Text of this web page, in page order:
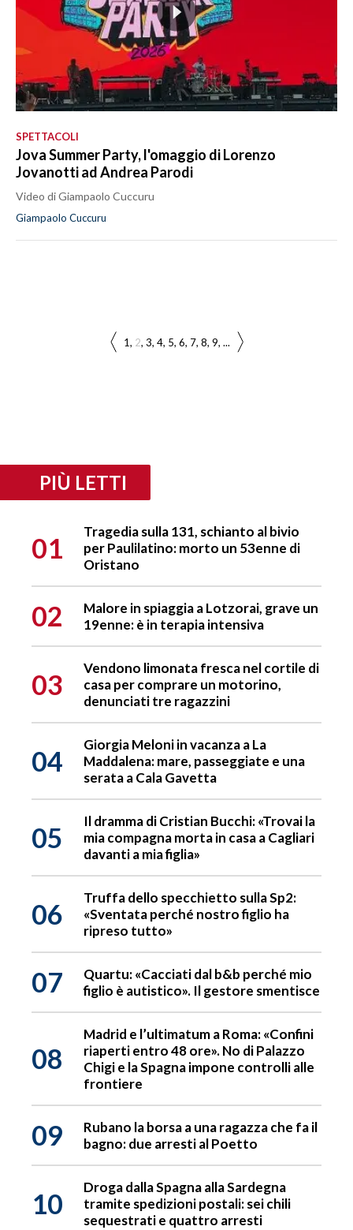
SPETTACOLI
Jova Summer Party, l'omaggio di Lorenzo
Jovanotti ad Andrea Parodi
Video di Giampaolo Cuccuru
Giampaolo Cuccuru
1 2 3 4 5 6 7 8 9 ...
PIÙ LETTI
01
Tragedia sulla 131, schianto al bivio
per Paulilatino: morto un 53enne di
Oristano
02
Malore in spiaggia a Lotzorai, grave un
19enne: è in terapia intensiva
03
Vendono limonata fresca nel cortile di
casa per comprare un motorino,
denunciati tre ragazzini
04
Giorgia Meloni in vacanza a La
Maddalena: mare, passeggiate e una
serata a Cala Gavetta
05
Il dramma di Cristian Bucchi: «Trovai la
mia compagna morta in casa a Cagliari
davanti a mia figlia»
06
Truffa dello specchietto sulla Sp2:
«Sventata perché nostro figlio ha
ripreso tutto»
07
Quartu: «Cacciati dal b&b perché mio
figlio è autistico». Il gestore smentisce
08
Madrid e l’ultimatum a Roma: «Confini
riaperti entro 48 ore». No di Palazzo
Chigi e la Spagna impone controlli alle
frontiere
09
Rubano la borsa a una ragazza che fa il
bagno: due arresti al Poetto
10
Droga dalla Spagna alla Sardegna
tramite spedizioni postali: sei chili
sequestrati e quattro arresti